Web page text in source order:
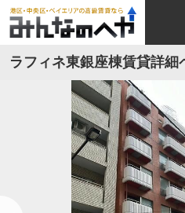
ラフィネ東銀座棟賃貸詳細